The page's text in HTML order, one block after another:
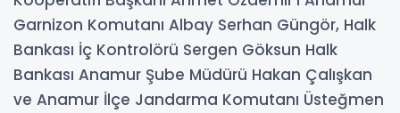
Garnizon Komutanı Albay Serhan Güngör, Halk
Bankası İç Kontrolörü Sergen Göksun Halk
Bankası Anamur Şube Müdürü Hakan Çalışkan
ve Anamur İlçe Jandarma Komutanı Üsteğmen